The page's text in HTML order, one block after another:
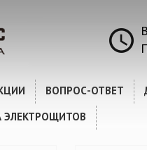
ВОПРОС-ОТВЕТ
ЭЛЕКТРОЩИТОВ